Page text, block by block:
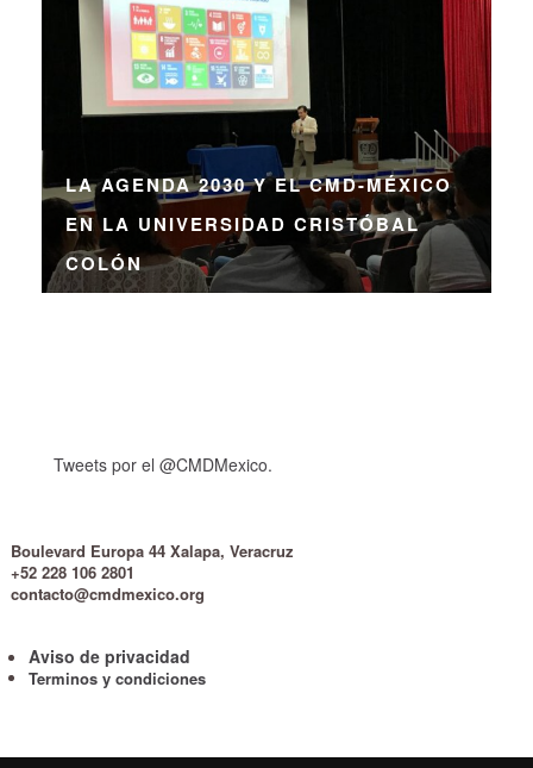
LA AGENDA 2030 Y EL CMD-MÉXICO
EN LA UNIVERSIDAD CRISTÓBAL
COLÓN
Tweets por el @CMDMexico.
Boulevard Europa 44 Xalapa, Veracruz
+52 228 106 2801
contacto@cmdmexico.org
Aviso de privacidad
Terminos y condiciones